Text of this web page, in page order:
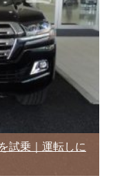
試乗｜運転しに